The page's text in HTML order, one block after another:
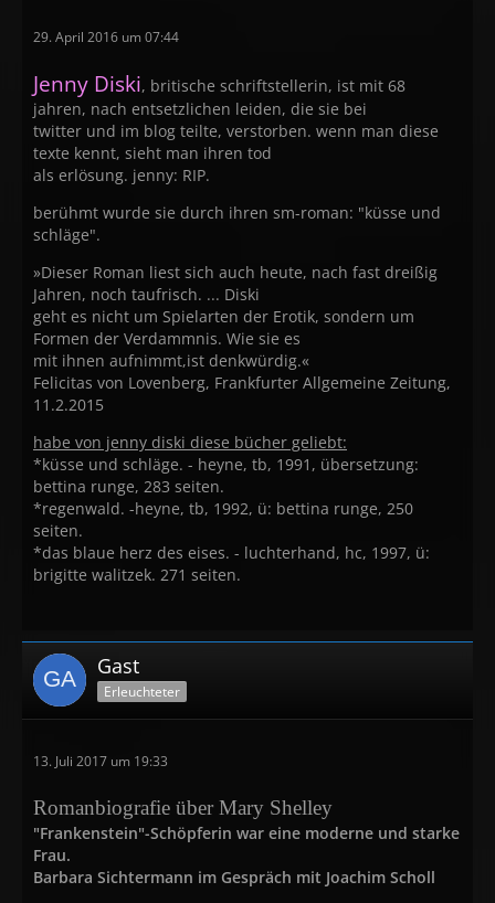
29. April 2016 um 07:44
Jenny Diski, britische schriftstellerin, ist mit 68
jahren, nach entsetzlichen leiden, die sie bei
twitter und im blog teilte, verstorben. wenn man diese
texte kennt, sieht man ihren tod
als erlösung. jenny: RIP.
berühmt wurde sie durch ihren sm-roman: "küsse und
schläge".
»Dieser Roman liest sich auch heute, nach fast dreißig
Jahren, noch taufrisch. ... Diski
geht es nicht um Spielarten der Erotik, sondern um
Formen der Verdammnis. Wie sie es
mit ihnen aufnimmt,ist denkwürdig.«
Felicitas von Lovenberg, Frankfurter Allgemeine Zeitung,
11.2.2015
habe von jenny diski diese bücher geliebt:
*küsse und schläge. - heyne, tb, 1991, übersetzung:
bettina runge, 283 seiten.
*regenwald. -heyne, tb, 1992, ü: bettina runge, 250
seiten.
*das blaue herz des eises. - luchterhand, hc, 1997, ü:
brigitte walitzek. 271 seiten.
Gast
Erleuchteter
13. Juli 2017 um 19:33
Romanbiografie über Mary Shelley
"Frankenstein"-Schöpferin war eine moderne und starke
Frau.
Barbara Sichtermann im Gespräch mit Joachim Scholl